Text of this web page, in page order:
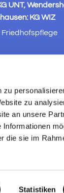
zu
an unsere
die sie im
Statistiken
UNT,
KG WIZ
Friedhofspflege